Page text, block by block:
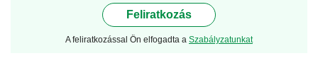
Feliratkozás
A feliratkozással Ön elfogadta a Szabályzatunkat